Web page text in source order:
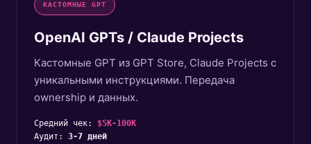
КАСТОМНЫЕ GPT
OpenAI GPTs / Claude Projects
Кастомные GPT из GPT Store, Claude Projects с
уникальными инструкциями. Передача
ownership и данных.
Средний чек: $5K-100K
Аудит: 3-7 дней